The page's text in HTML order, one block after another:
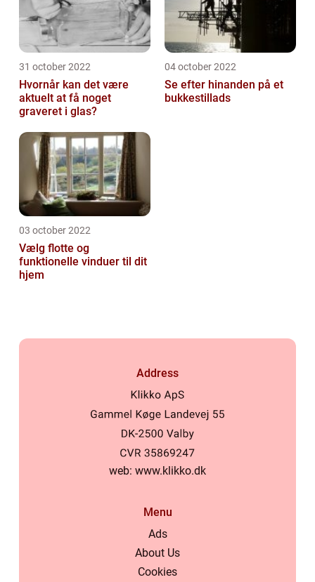
31 october 2022
Hvornår kan det være
aktuelt at få noget
graveret i glas?
04 october 2022
Se efter hinanden på et
bukkestillads
03 october 2022
Vælg flotte og
funktionelle vinduer til dit
hjem
Address
web: www.klikko.dk
Menu
Ads
About Us
Cookies
statistik og personalisering af indhold og annoncer. Denne